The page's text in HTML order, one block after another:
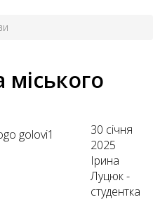
міського
30 січня
2025
Ірина
Луцюк -
студентка